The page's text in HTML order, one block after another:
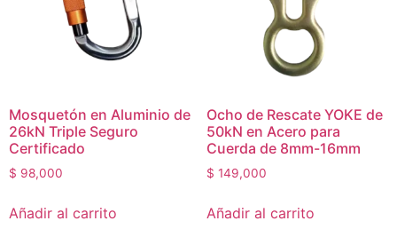
Mosquetón en Aluminio de
26kN Triple Seguro
Certificado
$ 98,000
Añadir al carrito
Ocho de Rescate YOKE de
50kN en Acero para
Cuerda de 8mm-16mm
$ 149,000
Añadir al carrito